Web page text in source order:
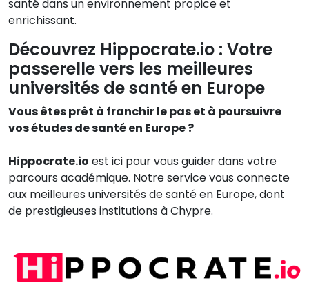
santé dans un environnement propice et
enrichissant.
Découvrez Hippocrate.io : Votre
passerelle vers les meilleures
universités de santé en Europe
Vous êtes prêt à franchir le pas et à poursuivre
vos études de santé en Europe ?
Hippocrate.io est ici pour vous guider dans votre
parcours académique. Notre service vous connecte
aux meilleures universités de santé en Europe, dont
de prestigieuses institutions à Chypre.